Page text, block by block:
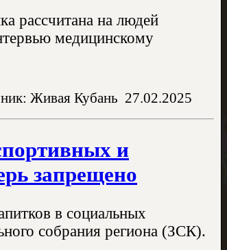
рассчитана на людей
медицинскому
Живая Кубань 27.02.2025
и
запрещено
в социальных
собрания региона (ЗСК).